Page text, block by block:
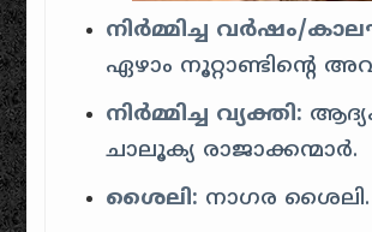
നിർമ്മിച്ച വർഷം/
ഏഴാം നൂറ്റാണ്ടിന്റെ
നിർമ്മിച്ച വ്യക്തി:
ചാലൂക്യ രാജാക്കന്മാർ.
ശൈലി: നാഗര ശൈലി.